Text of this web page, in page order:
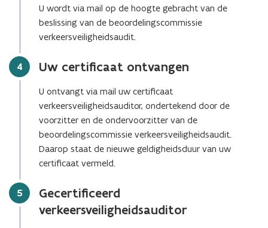
v
e
t
e
r
U wordt via mail op de hoogte gebracht van de
beslissing van de beoordelingscommissie
verkeersveiligheidsaudit.
Stap
4 Uw certificaat ontvangen
U ontvangt via mail uw certificaat
verkeersveiligheidsauditor, ondertekend door de
voorzitter en de ondervoorzitter van de
beoordelingscommissie verkeersveiligheidsaudit.
Daarop staat de nieuwe geldigheidsduur van uw
certificaat vermeld.
Stap
5
Gecertificeerd
verkeersveiligheidsauditor